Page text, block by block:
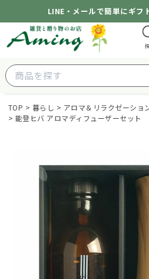
LINE・メールで簡単にギフ
TOP 暮らし アロマ＆リラクゼーショ
能登ヒバ アロマディフューザーセット